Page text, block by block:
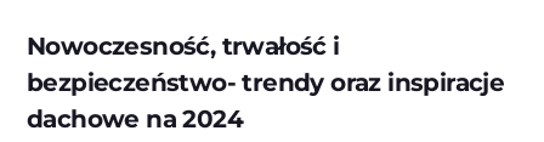
Nowoczesność, trwałość i
bezpieczeństwo- trendy oraz inspiracje
dachowe na 2024